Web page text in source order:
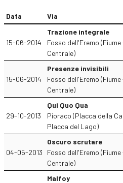
Data Via
15-06-2014
Trazione integrale
Fosso dell'Eremo
Centrale)
15-06-2014
Presenze invisibili
Fosso dell'Eremo
Centrale)
29-10-2013
Qui Quo Qua
Pioraco (Placca della
Placca del Lago)
04-05-2013
Oscuro scrutare
Fosso dell'Eremo
Centrale)
Malfoy